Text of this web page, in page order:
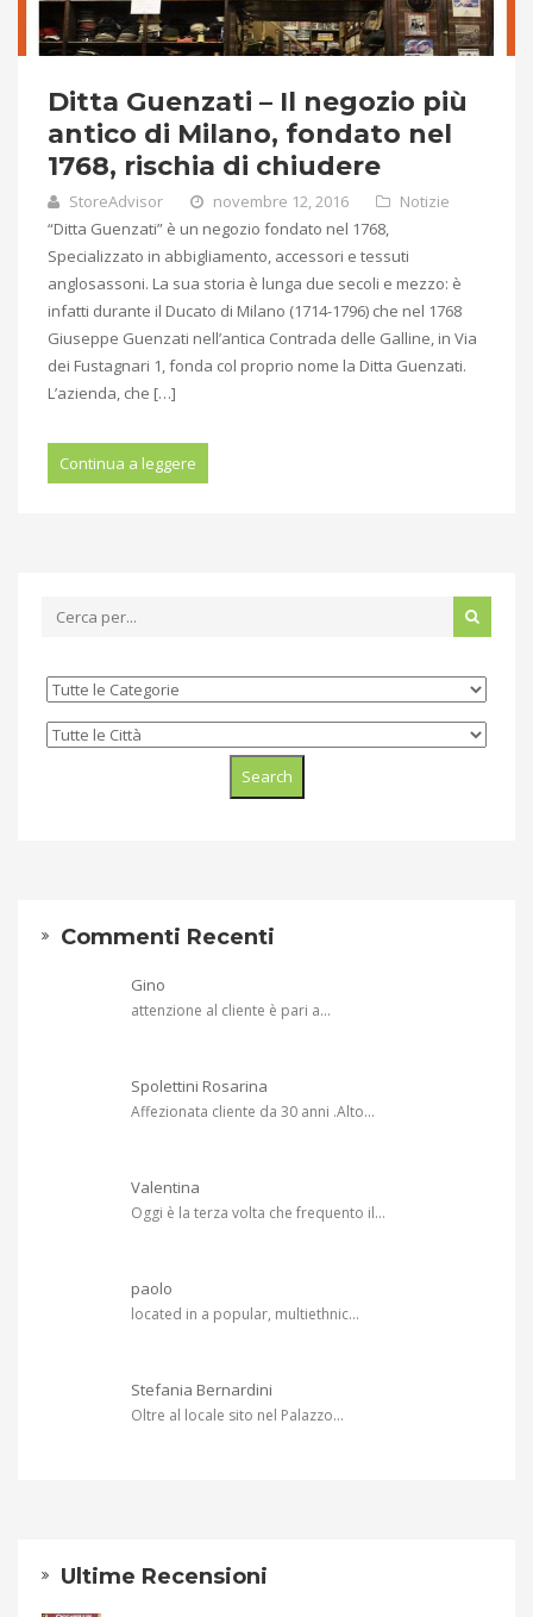
Ditta Guenzati – Il negozio più
antico di Milano, fondato nel
1768, rischia di chiudere
StoreAdvisor novembre 12, 2016
Notizie
“Ditta Guenzati” è un negozio fondato nel 1768,
Specializzato in abbigliamento, accessori e tessuti
anglosassoni. La sua storia è lunga due secoli e mezzo: è
infatti durante il Ducato di Milano (1714-1796) che nel 1768
Giuseppe Guenzati nell’antica Contrada delle Galline, in Via
dei Fustagnari 1, fonda col proprio nome la Ditta Guenzati.
L’azienda, che […]
Continua a leggere
Commenti Recenti
Gino
attenzione al cliente è pari a...
Spolettini Rosarina
Affezionata cliente da 30 anni .Alto...
Valentina
Oggi è la terza volta che frequento il...
paolo
located in a popular, multiethnic...
Stefania Bernardini
Oltre al locale sito nel Palazzo...
Ultime Recensioni